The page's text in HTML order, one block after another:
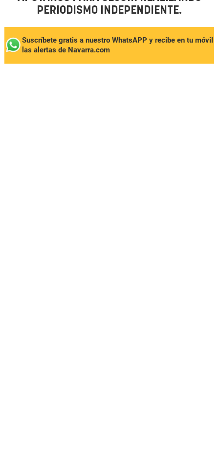
PERIODISMO INDEPENDIENTE.
Suscríbete gratis a nuestro WhatsAPP y recibe en tu móvil
las alertas de Navarra.com